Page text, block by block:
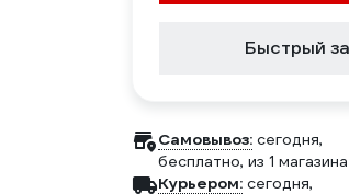
Быстрый
Самовывоз: сегодня,
бесплатно, из 1 магазина
Курьером: сегодня,